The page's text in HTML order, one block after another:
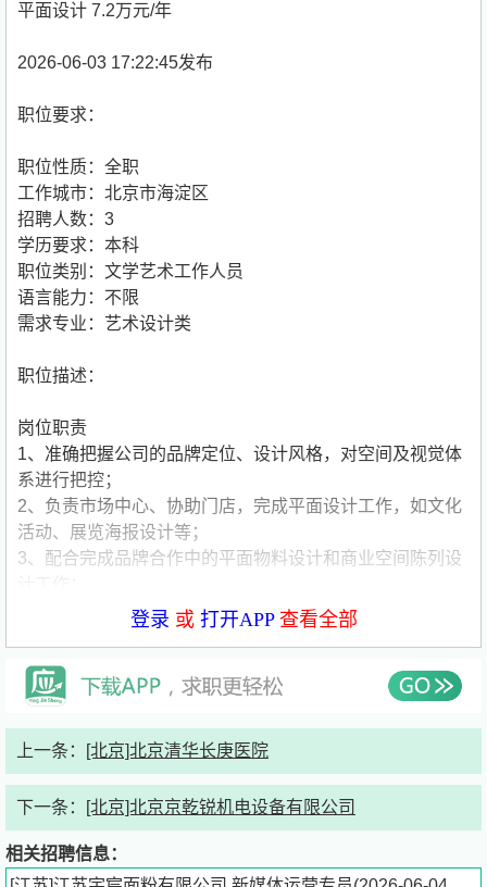
平面设计 7.2万元/年
2026-06-03 17:22:45发布
职位要求：
职位性质：全职
工作城市：北京市海淀区
招聘人数：3
学历要求：本科
职位类别：文学艺术工作人员
语言能力：不限
需求专业：艺术设计类
职位描述：
岗位职责
1、准确把握公司的品牌定位、设计风格，对空间及视觉体
系进行把控；
2、负责市场中心、协助门店，完成平面设计工作，如文化
活动、展览海报设计等；
3、配合完成品牌合作中的平面物料设计和商业空间陈列设
4、负责与制作商对接物料制作和成本把控；
任职资格
1、26年应届生，大学本科及以上学历，美术、平面设计、
2、熟练掌握PS等平面设计处理软件，熟悉平面广告印刷等
精神和工作热情；
4、热爱设计与艺术及文化生活，具有优秀的美学修养和艺
术鉴赏能力，了解当代领先的平面设计趋势。
登录 或 打开APP查看全部
上一条： [北京]北京清华长庚医院
下一条： [北京]北京京乾锐机电设备有限公司
相关招聘信息：